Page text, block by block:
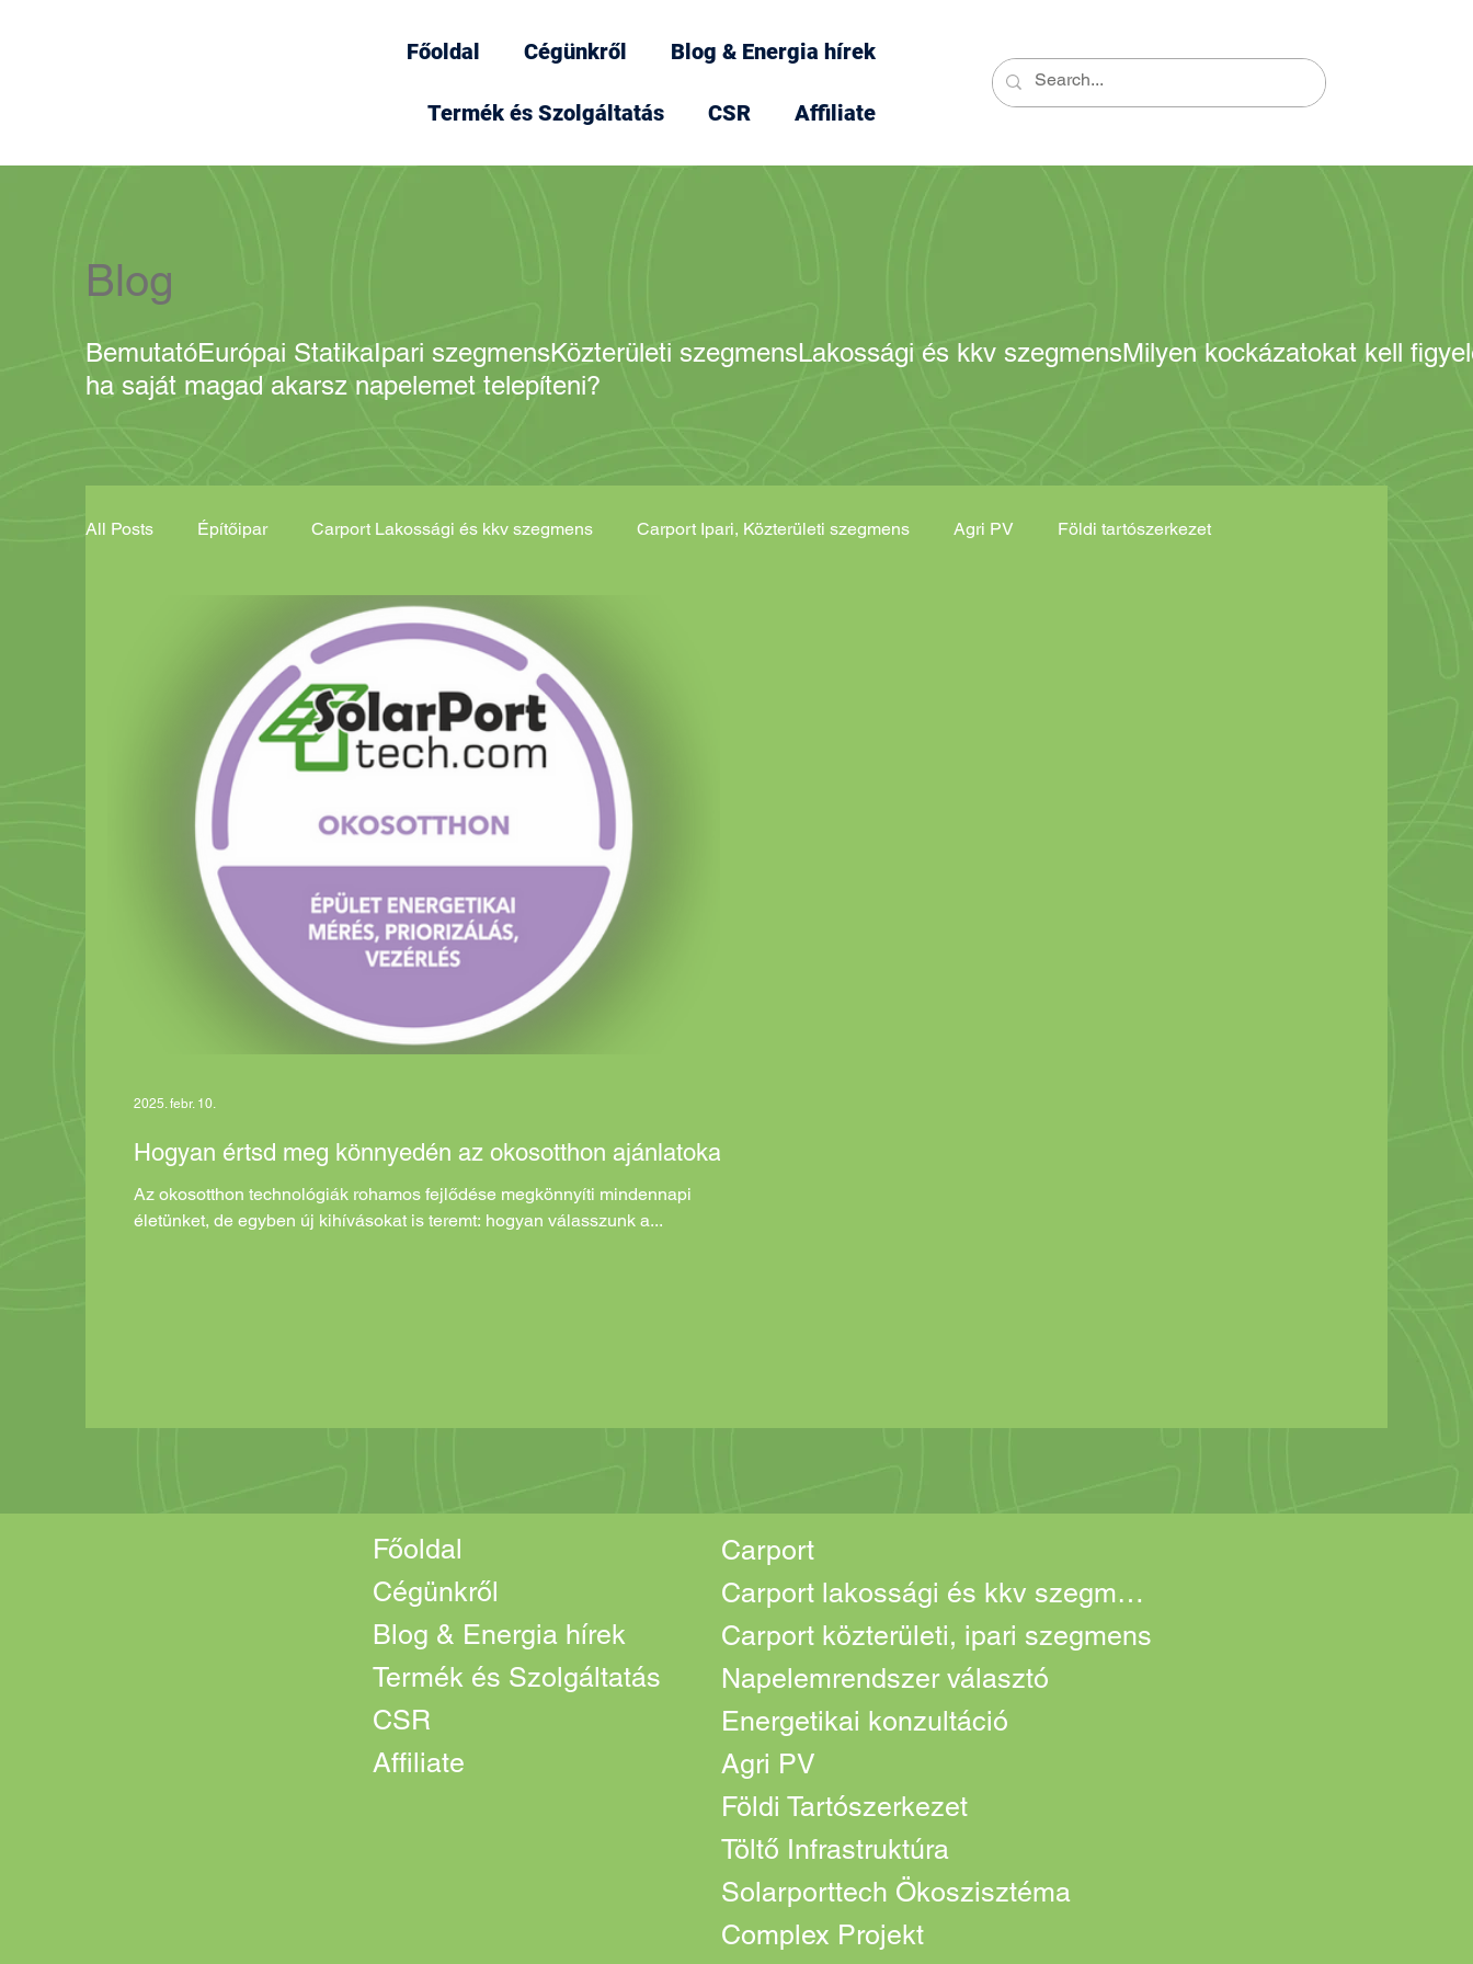
Főoldal Cégünkről Blog & Energia hírek
Termék és Szolgáltatás CSR Affiliate
Blog
BemutatóEurópai StatikaIpari szegmensKözterületi szegmensLakossági és kkv szegmensMilyen kockázatokat kell
ha saját magad akarsz napelemet telepíteni?
All Posts Építőipar Carport Lakossági és kkv szegmens Carport Ipari, Közterületi szegmens Agri PV Földi tartószerkezet
ESG Fejlesztési Lehetőségek Complex Projekt
Carport Akciós ajánlat Carport Általános ajánlat Agri PV Akciós ajánlat
Földi tartószerkezet Ált. ajánlat Töltőinfrastruktúra Akciós ajánlat
Fémháló, gabion kő, alapozás Akciós Fémháló, gabion kő, alapozás Ált.
Zöld növény telepítés Általános Esővíz elvezeték és öntözés
Energiafelügyeleti központ Energiafelügyeleti központ Akciós
Hogyan értsd meg könnyedén az okosotthon ajánlatokat?
Az okosotthon technológiák rohamos fejlődése megkönnyíti mindennapi
életünket, de egyben új kihívásokat is teremt: hogyan válasszunk a...
2025. febr. 10.
Főoldal
Cégünkről
Blog & Energia hírek
Termék és Szolgáltatás
CSR
Affiliate
Carport
Carport lakossági és kkv szegmens
Carport közterületi, ipari szegmens
Napelemrendszer választó
Energetikai konzultáció
Agri PV
Földi Tartószerkezet
Töltő Infrastruktúra
Solarporttech Ökoszisztéma
Complex Projekt